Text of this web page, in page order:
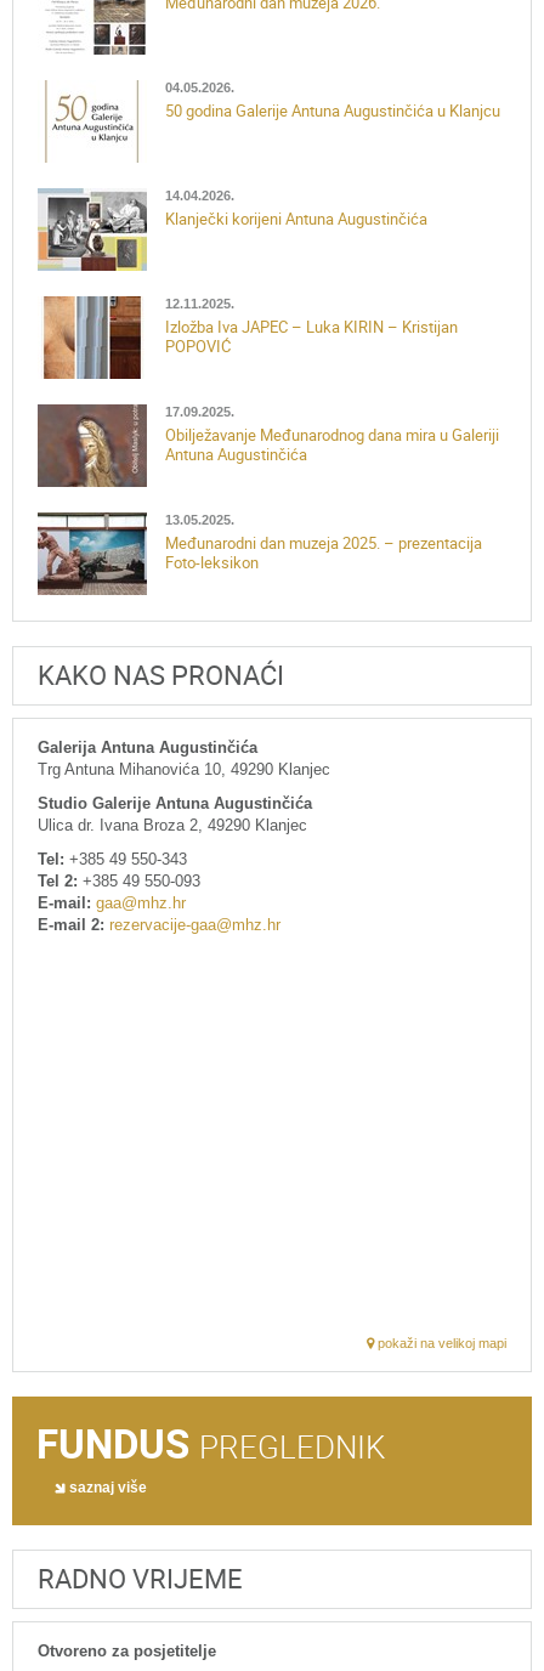
04.05.2026.
50 godina Galerije Antuna Augustinčića u Klanjcu
14.04.2026.
Klanječki korijeni Antuna Augustinčića
12.11.2025.
Izložba Iva JAPEC – Luka KIRIN – Kristijan
POPOVIĆ
17.09.2025.
Obilježavanje Međunarodnog dana mira u Galeriji
Antuna Augustinčića
13.05.2025.
Međunarodni dan muzeja 2025. – prezentacija
Foto-leksikon
KAKO NAS PRONAĆI
Galerija Antuna Augustinčića
Trg Antuna Mihanovića 10, 49290 Klanjec
Studio Galerije Antuna Augustinčića
Ulica dr. Ivana Broza 2, 49290 Klanjec
Tel: +385 49 550-343
Tel 2: +385 49 550-093
E-mail: gaa@mhz.hr
E-mail 2: rezervacije-gaa@mhz.hr
pokaži na velikoj mapi
FUNDUS PREGLEDNIK
saznaj više
RADNO VRIJEME
Otvoreno za posjetitelje